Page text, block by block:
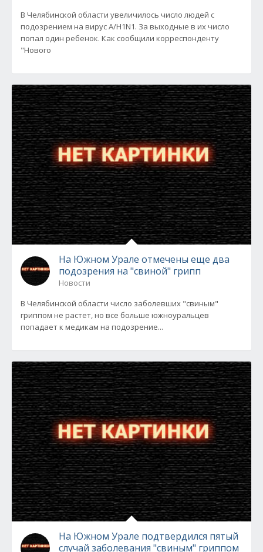
В Челябинской области увеличилось число людей с
подозрением на вирус А/Н1N1. За выходные в их число
попал один ребенок. Как сообщили корреспонденту
"Нового
На Южном Урале отмечены еще два
подозрения на "свиной" грипп
Новости
В Челябинской области число заболевших "свиным"
гриппом не растет, но все больше южноуральцев
попадает к медикам на подозрение...
На Южном Урале подтвердился пятый
случай заболевания "свиным" гриппом